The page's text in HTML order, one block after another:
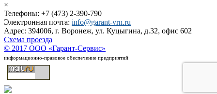
×
Телефоны: +7 (473) 2-390-790
Электронная почта: info@garant-vrn.ru
Адрес: 394006, г. Воронеж, ул. Куцыгина, д.32, офис 602
Схема проезда
© 2017 ООО «Гарант-Сервис»
информационно-правовое обеспечение предприятий